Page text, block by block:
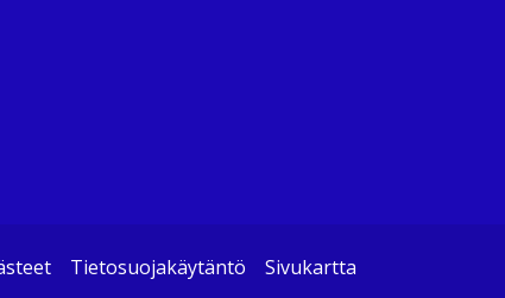
Tietosuojakäytäntö Sivukartta